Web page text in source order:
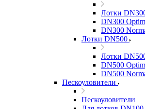
Лотки
DN300
DN300
Лотки DN500
Лотки
DN500
DN500
Пескоуловители
Пескоуловители